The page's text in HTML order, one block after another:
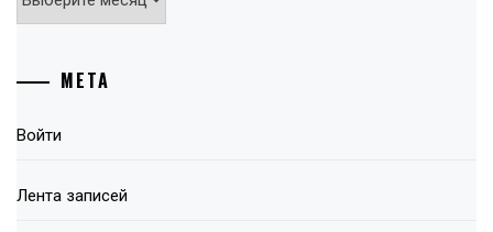
МЕТА
Войти
Лента записей